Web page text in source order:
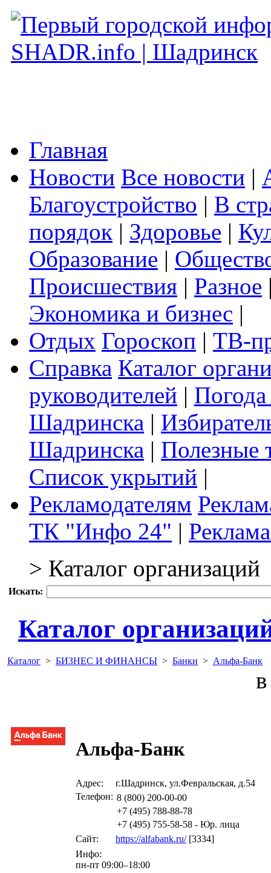
Главная
Новости Все новости |
Благоустройство | В
порядок | Здоровье |
Образование |
Происшествия | Разное
Экономика и бизнес |
Отдых Гороскоп | ТВ-
Справка Каталог
руководителей |
Шадринска |
Шадринска | Полезные
Список укрытий |
Рекламодателям
ТК "Инфо 24" |
> Каталог организаций
Искать:
Каталог
Каталог > БИЗНЕС И ФИНАНСЫ > Банки > Альфа-Банк
Альфа-Банк
Адрес:
г.Шадринск, ул.Февральская, д.54
Телефон: 8 (800) 200-00-00
+7 (495) 788-88-78
+7 (495) 755-58-58 - Юр. лица
Сайт:
https://alfabank.ru/[3334]
Инфо:
пн-пт 09:00–18:00